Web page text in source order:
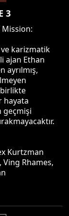
3
Mission:
karizmatik
ajan Ethan
ayrılmış,
birlikte
hayata
geçmişi
Kurtzman
Rhames,